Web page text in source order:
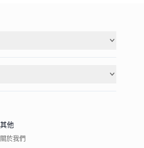
其他
關於我們